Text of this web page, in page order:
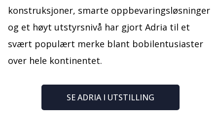
konstruksjoner, smarte oppbevaringsløsninger
og et høyt utstyrsnivå har gjort Adria til et
svært populært merke blant bobilentusiaster
over hele kontinentet.
SE ADRIA I UTSTILLING